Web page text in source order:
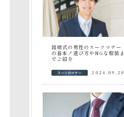
結婚式の男性のスーツマナー
の基本！選び方やNGな服装ま
でご紹介
スーツのマナー 2024.09.20